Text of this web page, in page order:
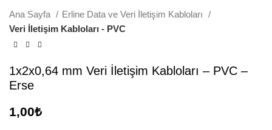
Ana Sayfa
Erline Data ve Veri İletişim Kabloları
Veri İletişim Kabloları - PVC
1x2x0,64 mm Veri İletişim Kabloları – PVC –
Erse
1,00₺